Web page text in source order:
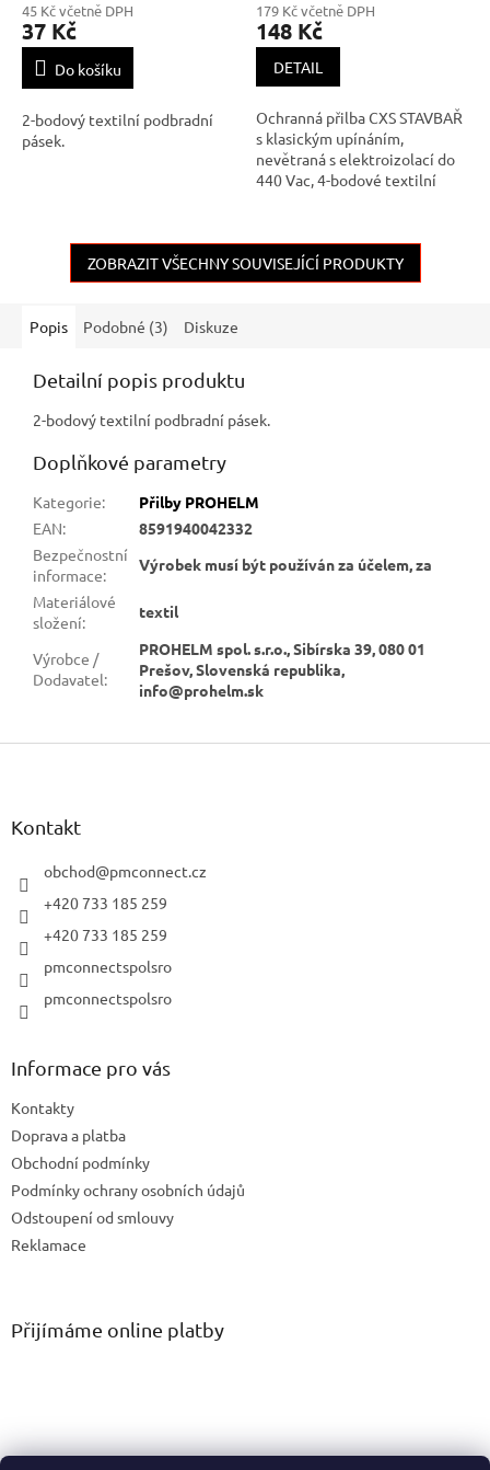
45 Kč včetně DPH
37 Kč
Do košíku
2-bodový textilní podbradní
pásek.
179 Kč včetně DPH
148 Kč
DETAIL
Ochranná přilba CXS STAVBAŘ
s klasickým upínáním,
nevětraná s elektroizolací do
440 Vac, 4-bodové textilní
data výroby. Teplotní odolnost
-10 °C až +50 °C. Možnost
kombinace s držáky štítů, o
ZOBRAZIT VŠECHNY SOUVISEJÍCÍ PRODUKTY
Popis Podobné (3) Diskuze
Detailní popis produktu
2-bodový textilní podbradní pásek.
Doplňkové parametry
Kategorie:
Přilby PROHELM
EAN:
8591940042332
Bezpečnostní
informace:
Výrobek musí být používán za účelem, za
Materiálové
složení:
textil
Výrobce /
Dodavatel:
PROHELM spol. s.r.o., Sibírska 39, 080 01
Prešov, Slovenská republika,
info@prohelm.sk
Z
Kontakt
obchod@pmconnect.cz
+420 733 185 259
+420 733 185 259
pmconnectspolsro
pmconnectspolsro
Informace pro vás
Kontakty
Doprava a platba
Obchodní podmínky
Podmínky ochrany osobních údajů
Odstoupení od smlouvy
Reklamace
Přijímáme online platby